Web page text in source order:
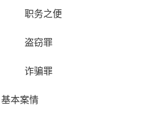
职务之便
盗窃罪
诈骗罪
基本案情